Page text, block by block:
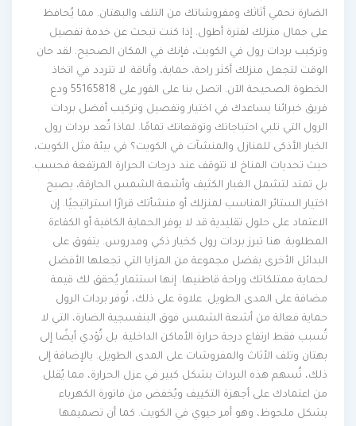
الضارة تحمي أثاثك ومفروشاتك من التلف والبهتان. مما يُحافظ
على جمال منزلك لفترة أطول. إذا كنت تبحث عن خدمة تفصيل
وتركيب بردات رول في الكويت، فإنك في المكان الصحيح. لقد حان
الوقت لتجعل منزلك أكثر راحة، حماية، وأناقة. لا تتردد في اتخاذ
الخطوة الصحيحة الآن. اتصل بنا على الفور على 55165818 ودع
فريق خبرائنا يساعدك في اختيار وتفصيل وتركيب أفضل بردات
الرول التي تلبي احتياجاتك وتوقعاتك تمامًا. لماذا تُعد بردات رول
الخيار الأذكى للمنازل والمنشآت في الكويت؟ في بيئة مثل الكويت،
حيث تحديات المناخ لا تتوقف عند درجات الحرارة المرتفعة فحسب.
بل تمتد لتشمل الغبار الكثيف وأشعة الشمس الحارقة، يصبح
اختيار الستائر المناسب لمنزلك أو منشأتك قرارًا استراتيجيًا. إن
الاعتماد على حلول تقليدية قد لا يوفر الحماية الكافية أو الكفاءة
المطلوبة. هنا تبرز بردات رول كخيار ذكي ومدروس. يتفوق على
البدائل الأخرى بفضل مجموعة من المزايا التي تجعلها الأفضل
لحماية ممتلكاتك وراحة قاطنيها. إنها استثمار يُحقق لك قيمة
مضافة على المدى الطويل. علاوة على ذلك، تُوفر بردات الرول
حماية فعالة من أشعة الشمس فوق البنفسجية الضارة، التي لا
تُسبب فقط ارتفاع درجة حرارة الأماكن الداخلية. بل تُؤدي أيضًا إلى
بهتان وتلف الأثاث والمفروشات على المدى الطويل. بالإضافة إلى
ذلك، تُسهم هذه البردات بشكل كبير في عزل الحرارة، مما يُقلل
من اعتمادك على أجهزة التكييف ويُخفض من فاتورة الكهرباء
بشكل ملحوظ، وهو أمر حيوي في الكويت. كما أن تصميمها